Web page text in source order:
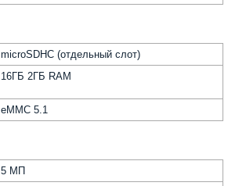
microSDHC (отдельный слот)
16ГБ 2ГБ RAM
eMMC 5.1
5 МП